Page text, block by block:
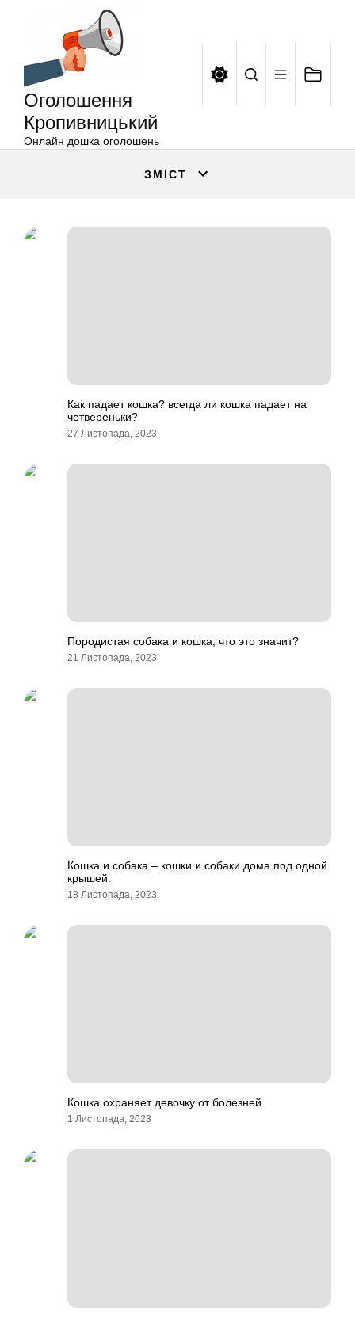
Оголошення
Кропивницький
Онлайн дошка оголошень
ЗМІСТ
Как падает кошка? всегда ли кошка падает на
четвереньки?
27 Листопада, 2023
Породистая собака и кошка, что это значит?
21 Листопада, 2023
Кошка и собака – кошки и собаки дома под одной
крышей.
18 Листопада, 2023
Кошка охраняет девочку от болезней.
1 Листопада, 2023